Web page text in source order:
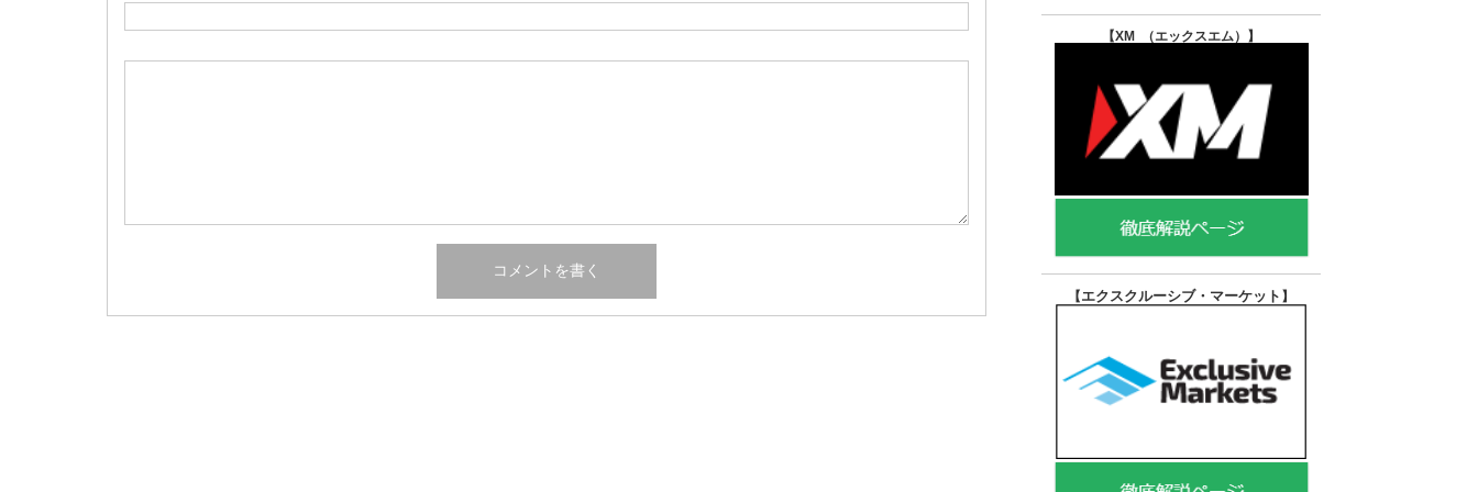
【XM （エックスエム） 】
【エクスクルーシブ・マーケット 】